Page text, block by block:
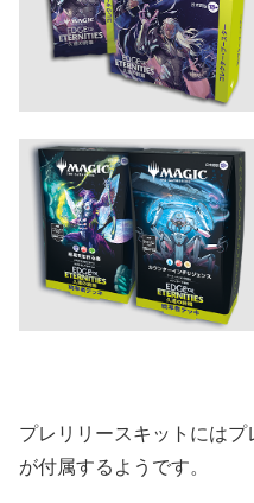
プレリリースキットには
が付属するようです。